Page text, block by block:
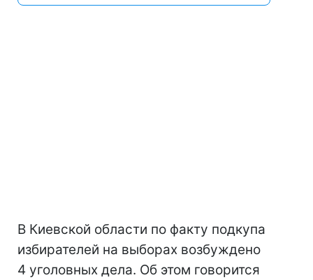
В Киевской области по факту подкупа
избирателей на выборах возбуждено
4 уголовных дела. Об этом говорится